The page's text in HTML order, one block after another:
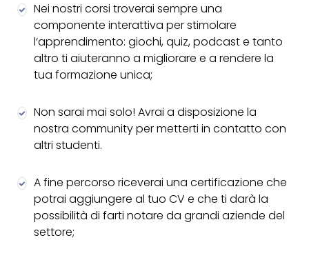
Nei nostri corsi troverai sempre una
componente interattiva per stimolare
l‘apprendimento: giochi, quiz, podcast e tanto
altro ti aiuteranno a migliorare e a rendere la
tua formazione unica;
Non sarai mai solo! Avrai a disposizione la
nostra community per metterti in contatto con
altri studenti.
A fine percorso riceverai una certificazione che
potrai aggiungere al tuo CV e che ti darà la
possibilità di farti notare da grandi aziende del
settore;